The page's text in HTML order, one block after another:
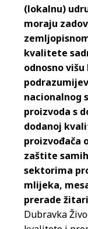
(lokalnu)
moraju
kvalitete
odnosno
nacionalnog
proizvoda s
dodanoj
proizvođača
zaštite
sektorima
mlijeka,
prerade
Dubravka